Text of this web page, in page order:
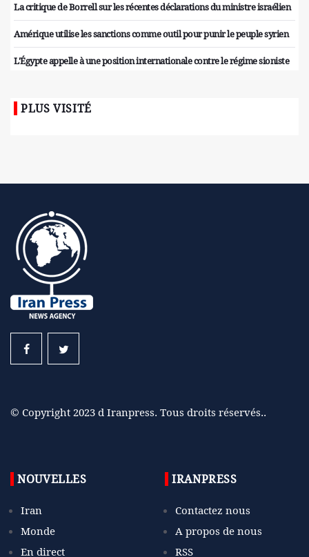
La critique de Borrell sur les récentes déclarations du ministre israélien
Amérique utilise les sanctions comme outil pour punir le peuple syrien
L'Égypte appelle à une position internationale contre le régime sioniste
PLUS VISITÉ
© Copyright 2023 d Iranpress. Tous droits réservés..
NOUVELLES
Iran
Monde
En direct
IRANPRESS
Contactez nous
A propos de nous
RSS